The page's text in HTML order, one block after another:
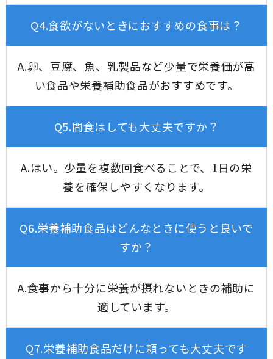
Q4.食欲がないときにおすすめの食事は？
A.卵、豆腐、魚、乳製品など少量で栄養価が高
い食品や栄養補助食品がおすすめです。
Q5.間食はしても大丈夫ですか？
A.はい。少量を複数回食べることで、1日の栄
養を確保しやすくなります。
Q6.栄養補助食品はどんなときに使うと良いで
すか？
A.食事から十分に栄養が摂れないときの補助に
適しています。
Q7.栄養補助食品だけに頼っても大丈夫です